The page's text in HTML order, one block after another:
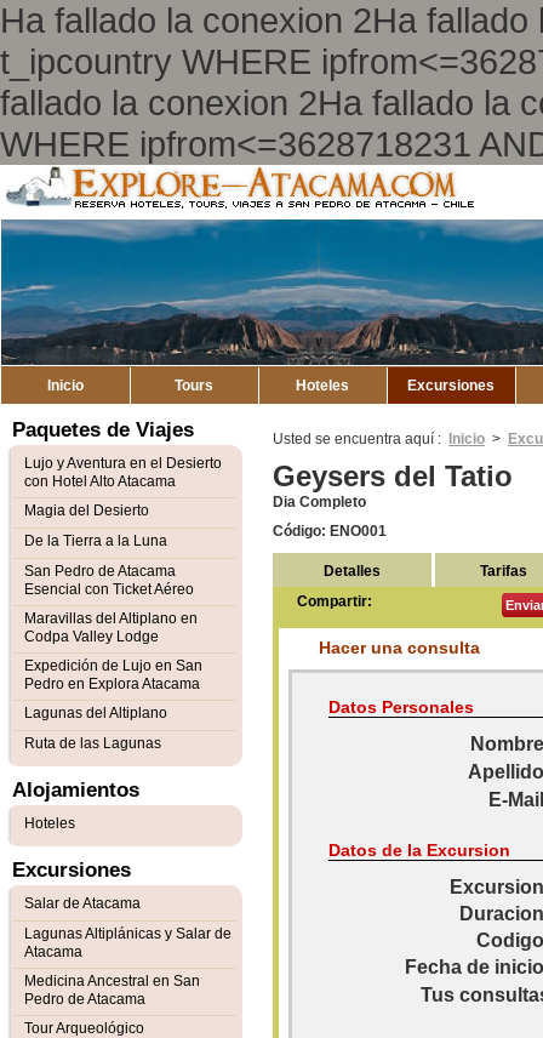
Ha fallado la conexion 2Ha
t_ipcountry WHERE
fallado la conexion 2Ha fallado la
WHERE ipfrom<=3628718231
Mapa del Sitio
Inicio Tours Hoteles Excursiones
Usted se encuentra aquí : Inicio >
Geysers del Tatio
Dia Completo
Código: ENO001
Detalles
Tarifas
Compartir:
Hacer una consulta
Datos Personales
E-
Datos de la Excursion
Fecha de
Tus
Paquetes de Viajes
Lujo y Aventura en el Desierto
con Hotel Alto Atacama
Magia del Desierto
De la Tierra a la Luna
San Pedro de Atacama
Esencial con Ticket Aéreo
Maravillas del Altiplano en
Codpa Valley Lodge
Expedición de Lujo en San
Pedro en Explora Atacama
Lagunas del Altiplano
Ruta de las Lagunas
Alojamientos
Hoteles
Excursiones
Salar de Atacama
Lagunas Altiplánicas y Salar de
Atacama
Medicina Ancestral en San
Pedro de Atacama
Tour Arqueológico